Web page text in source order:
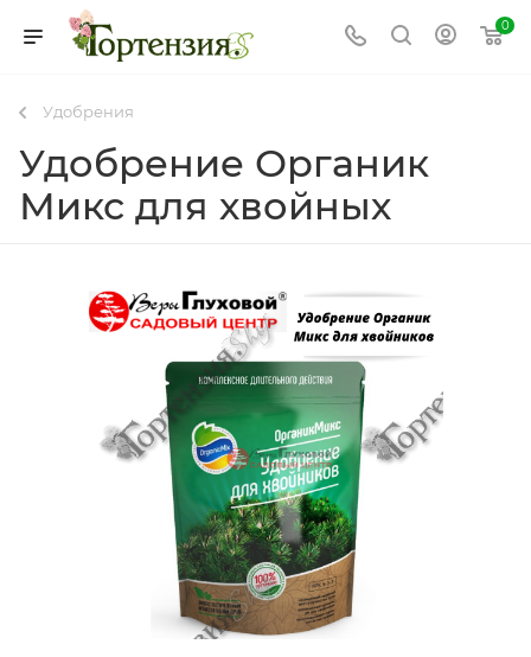
0
Удобрения
Удобрение Органик
Микс для хвойных